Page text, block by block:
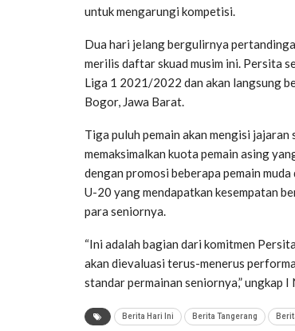
untuk mengarungi kompetisi.
Dua hari jelang bergulirnya
merilis daftar skuad musim ini. Persita
Liga 1 2021/2022 dan akan langsung
Bogor, Jawa Barat.
Tiga puluh pemain akan mengisi
memaksimalkan kuota pemain asing
dengan promosi beberapa pemain
U-20 yang mendapatkan kesempatan
para seniornya.
“Ini adalah bagian dari komitmen
akan dievaluasi terus-menerus
standar permainan seniornya,” ungkap
Berita Hari Ini Berita Tangerang